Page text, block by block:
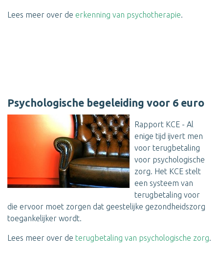
Lees meer over de erkenning van psychotherapie.
Psychologische begeleiding voor 6 euro
Rapport KCE - Al
enige tijd ijvert men
voor terugbetaling
voor psychologische
zorg. Het KCE stelt
een systeem van
terugbetaling voor
die ervoor moet zorgen dat geestelijke gezondheidszorg
toegankelijker wordt.
Lees meer over de terugbetaling van psychologische zorg.